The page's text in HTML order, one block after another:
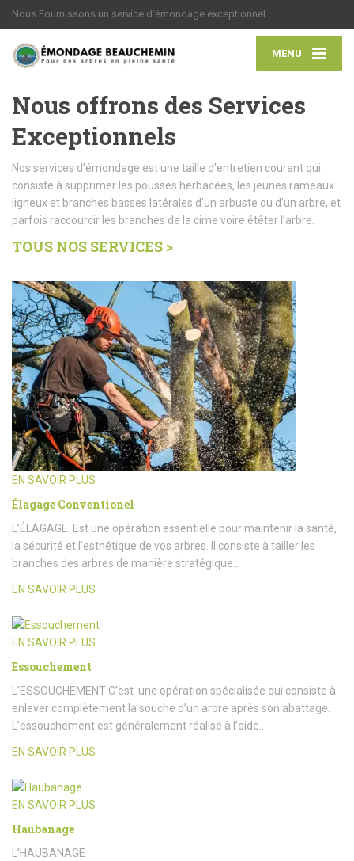
Nous Fournissons un service d’émondage exceptionnel
MENU
Nous offrons des Services
Exceptionnels
Nos services d’émondage est une taille d’entretien courant qui
consiste à supprimer les pousses herbacées, les jeunes rameaux
ligneux et branches basses latérales d’un arbuste ou d’un arbre, et
parfois raccourcir les branches de la cime voire étêter l’arbre.
TOUS NOS SERVICES >
EN SAVOIR PLUS
Élagage Conventionel
L’ÉLAGAGE Est une opération essentielle pour maintenir la santé,
la sécurité et l’esthétique de vos arbres. Il consiste à tailler les
branches des arbres de manière stratégique…
EN SAVOIR PLUS
EN SAVOIR PLUS
Essouchement
L’ESSOUCHEMENT C’est une opération spécialisée qui consiste à
enlever complètement la souche d’un arbre après son abattage.
L’essouchement est généralement réalisé à l’aide…
EN SAVOIR PLUS
EN SAVOIR PLUS
Haubanage
L’HAUBANAGE